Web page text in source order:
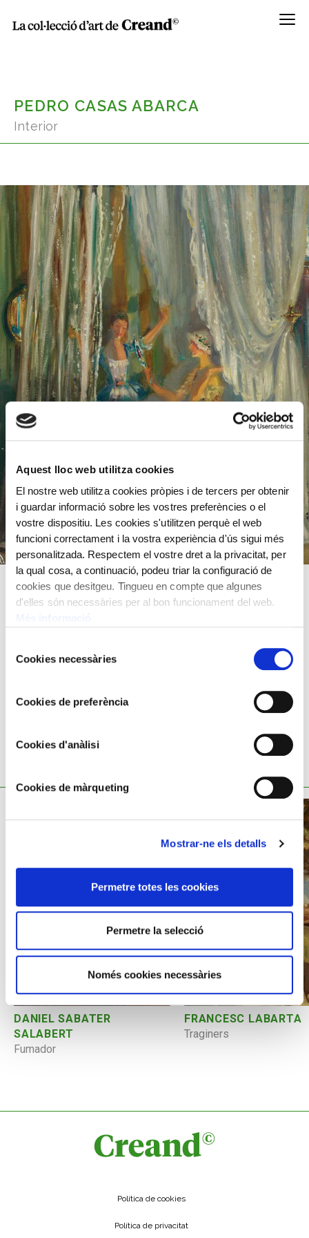
Aquest lloc web utilitza cookies
El nostre web utilitza cookies pròpies i de tercers per obtenir
i guardar informació sobre les vostres preferències o el
vostre dispositiu. Les cookies s'utilitzen perquè el web
funcioni correctament i la vostra experiència d'ús sigui més
personalitzada. Respectem el vostre dret a la privacitat, per
la qual cosa, a continuació, podeu triar la configuració de
cookies que desitgeu. Tingueu en compte que algunes
d'elles són necessàries per al bon funcionament del web.
deCookies necessàries
Cookies de preferència
Cookies d'anàlisi
Cookies de màrqueting
Mostrar-ne els detalls
Permetre totes les cookies
Permetre la selecció
Només cookies necessàries
Menú
PEDRO CASAS ABARCA
Interior
Oli sobre fusta
DANIEL SABATER
SALABERT
Fumador
FRANCESC LABARTA
Traginers
Política de cookies
Política de privacitat